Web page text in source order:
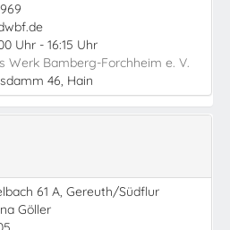
Uhr - 16:15 Uhr
Werk Bamberg-Forchheim e. V.
46, Hain
61 A, Gereuth/Südflur
Göller